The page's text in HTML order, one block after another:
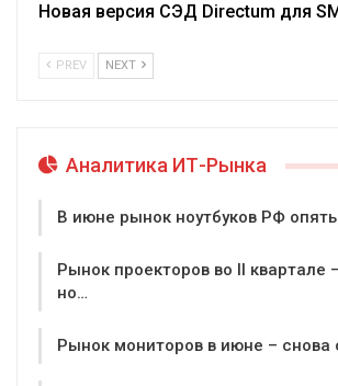
Новая версия СЭД Directum для
PREV NEXT
Аналитика ИТ-Рынка
В июне рынок ноутбуков РФ
Рынок проекторов во II квартале
но…
Рынок мониторов в июне – снова